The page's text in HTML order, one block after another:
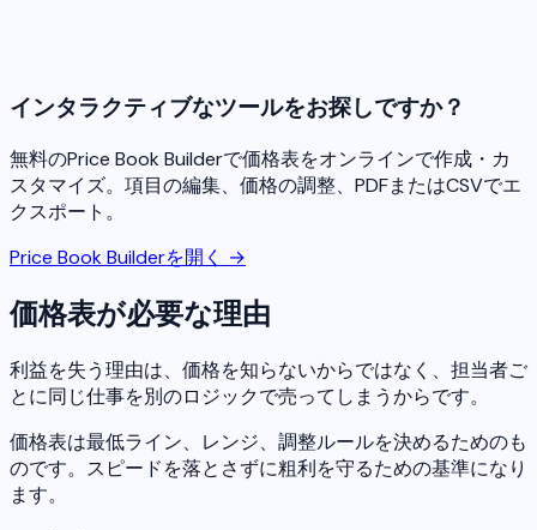
インタラクティブなツールをお探しですか？
無料のPrice Book Builderで価格表をオンラインで作成・カ
スタマイズ。項目の編集、価格の調整、PDFまたはCSVでエ
クスポート。
Price Book Builderを開く →
価格表が必要な理由
利益を失う理由は、価格を知らないからではなく、担当者ご
とに同じ仕事を別のロジックで売ってしまうからです。
価格表は最低ライン、レンジ、調整ルールを決めるためのも
のです。スピードを落とさずに粗利を守るための基準になり
ます。